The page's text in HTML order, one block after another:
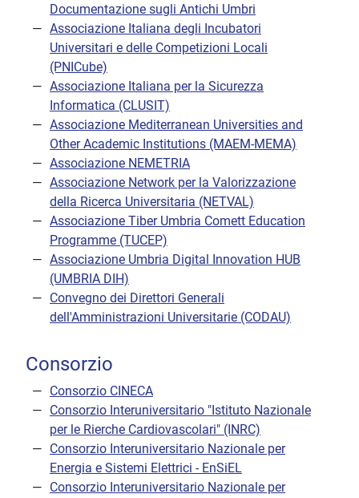
Documentazione sugli Antichi Umbri
Associazione Italiana degli Incubatori
Universitari e delle Competizioni Locali
(PNICube)
Associazione Italiana per la Sicurezza
Informatica (CLUSIT)
Associazione Mediterranean Universities and
Other Academic Institutions (MAEM-MEMA)
Associazione NEMETRIA
Associazione Network per la Valorizzazione
della Ricerca Universitaria (NETVAL)
Associazione Tiber Umbria Comett Education
Programme (TUCEP)
Associazione Umbria Digital Innovation HUB
(UMBRIA DIH)
Convegno dei Direttori Generali
dell'Amministrazioni Universitarie (CODAU)
Consorzio
Consorzio CINECA
Consorzio Interuniversitario "Istituto Nazionale
per le Rierche Cardiovascolari" (INRC)
Consorzio Interuniversitario Nazionale per
Energia e Sistemi Elettrici - EnSiEL
Consorzio Interuniversitario Nazionale per